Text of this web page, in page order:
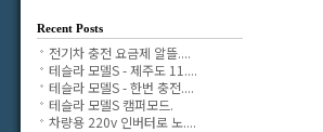
Recent Posts
전기차 충전 요금제 알뜰....
테슬라 모델S - 제주도 11....
테슬라 모델S - 한번 충전....
테슬라 모델S 캠퍼모드.
차량용 220v 인버터로 노....